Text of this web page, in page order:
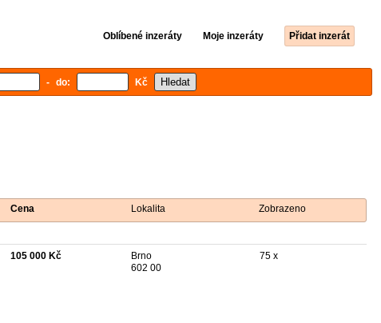
Oblíbené inzeráty Moje inzeráty Přidat inzerát
- do: Kč
Cena Lokalita Zobrazeno
105 000 Kč
Brno
602 00
75 x